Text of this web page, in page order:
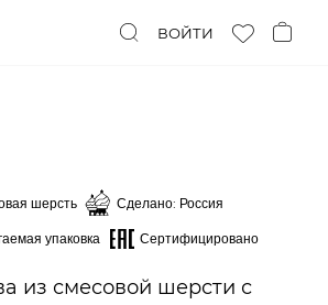
ВОЙТИ
шерсть
Сделано: Россия
упаковка
Сертифицировано
из смесовой шерсти с